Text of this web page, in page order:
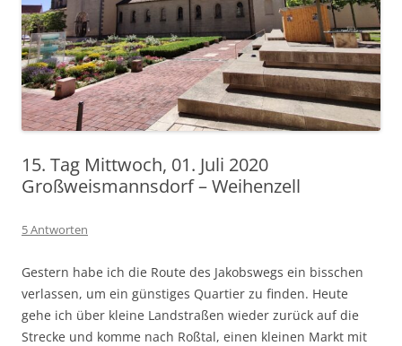
15. Tag Mittwoch, 01. Juli 2020
Großweismannsdorf – Weihenzell
5 Antworten
Gestern habe ich die Route des Jakobswegs ein bisschen
verlassen, um ein günstiges Quartier zu finden. Heute
gehe ich über kleine Landstraßen wieder zurück auf die
Strecke und komme nach Roßtal, einen kleinen Markt mit